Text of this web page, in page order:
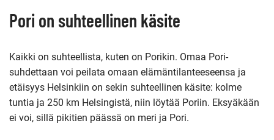
Pori on suhteellinen käsite
Kaikki on suhteellista, kuten on Porikin. Omaa Pori-
suhdettaan voi peilata omaan elämäntilanteeseensa ja
etäisyys Helsinkiin on sekin suhteellinen käsite: kolme
tuntia ja 250 km Helsingistä, niin löytää Poriin. Eksyäkään
ei voi, sillä pikitien päässä on meri ja Pori.